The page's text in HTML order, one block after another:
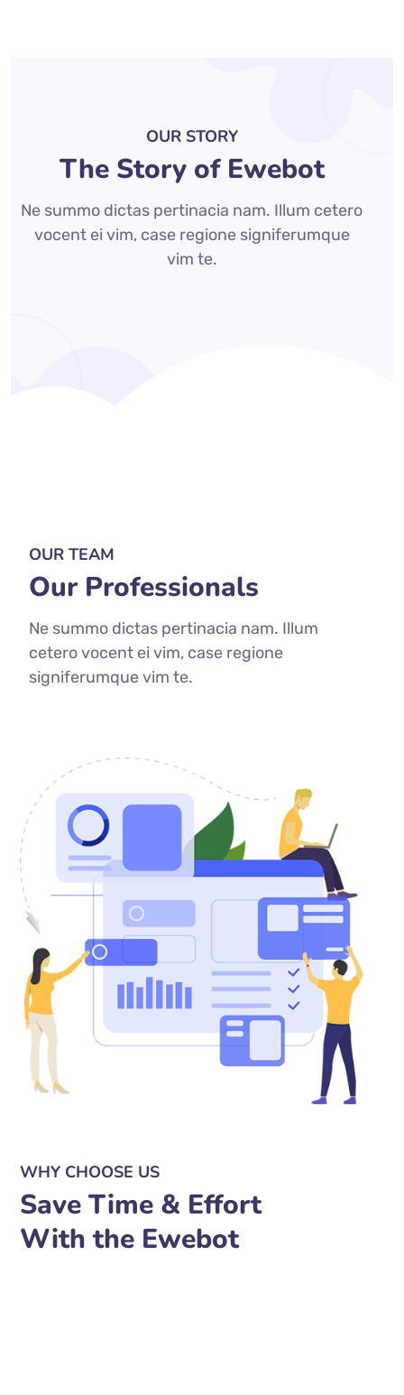
OUR STORY
The Story of Ewebot
Ne summo dictas pertinacia nam. Illum cetero
vocent ei vim, case regione signiferumque
vim te.
OUR TEAM
Our Professionals
Ne summo dictas pertinacia nam. Illum
cetero vocent ei vim, case regione
signiferumque vim te.
WHY CHOOSE US
Save Time & Effort
With the Ewebot